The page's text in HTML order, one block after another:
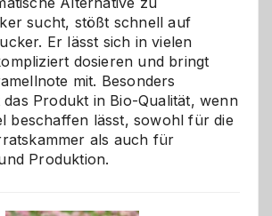
sucht, stößt schnell auf
Er lässt sich in vielen
dosieren und bringt
mit. Besonders
das Produkt in Bio-Qualität, wenn
beschaffen lässt, sowohl für die
als auch für
Produktion.